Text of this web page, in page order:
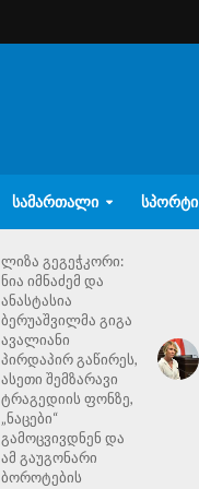
ᲡᲐᲛᲐᲠᲗᲐᲚᲘ ᲡᲞᲝᲠᲢᲘ
ლიზა გეგეჭკორი:
ნია იმნაძემ და
ანასტასია
ბერუაშვილმა გიგა
ავალიანი
პირდაპირ გაწირეს,
ასეთი შემზარავი
ტრაგედიის ფონზე,
„ნაცები“
გამოცვივდნენ და
ამ გაუგონარი
ბოროტების